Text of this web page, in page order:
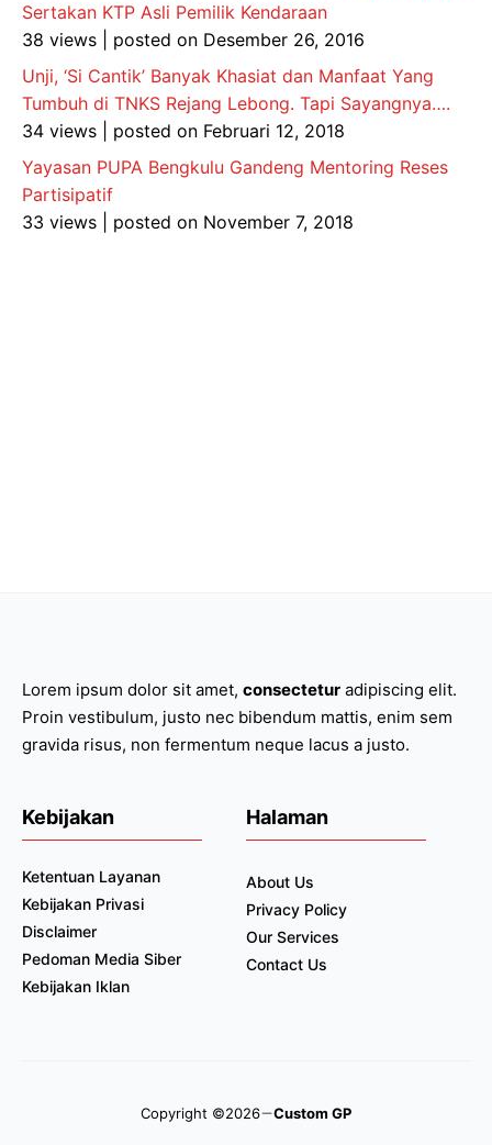
Sertakan KTP Asli Pemilik Kendaraan
38 views
posted on Desember 26, 2016
Unji, ‘Si Cantik’ Banyak Khasiat dan Manfaat Yang
Tumbuh di TNKS Rejang Lebong. Tapi Sayangnya….
34 views
posted on Februari 12, 2018
Yayasan PUPA Bengkulu Gandeng Mentoring Reses
Partisipatif
33 views
posted on November 7, 2018
Lorem ipsum dolor sit amet, consectetur adipiscing elit.
Proin vestibulum, justo nec bibendum mattis, enim sem
gravida risus, non fermentum neque lacus a justo.
Kebijakan
Ketentuan Layanan
Kebijakan Privasi
Disclaimer
Pedoman Media Siber
Kebijakan Iklan
Halaman
About Us
Privacy Policy
Our Services
Contact Us
Copyright ©2026 Custom GP